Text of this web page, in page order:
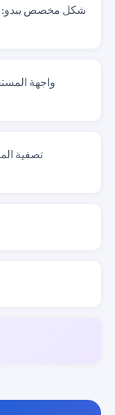
شكل مخصص يبدو:
واجهة
تصفية